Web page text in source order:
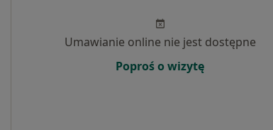
Umawianie online nie jest dostępne
Poproś o wizytę